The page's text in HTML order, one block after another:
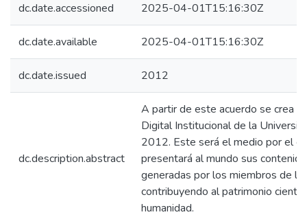
dc.date.accessioned 2025-04-01T15:16:30Z
dc.date.available 2025-04-01T15:16:30Z
dc.date.issued 2012
dc.description.abstract
A partir de este acuerdo se crea
Digital Institucional de la
2012. Este será el medio por el
presentará al mundo sus
generadas por los miembros de la
contribuyendo al patrimonio
humanidad.